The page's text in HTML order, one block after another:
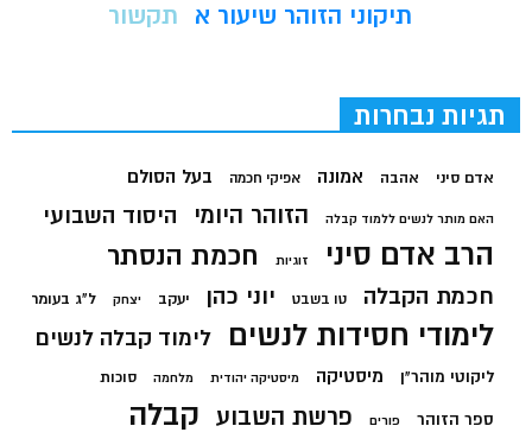
תיקוני הזוהר שיעור א
תקשור
תגיות נבחרות
אדם סיני אהבה אמונה אפיקי חכמה בעל הסולם
האם מותר לנשים ללמוד קבלה הזוהר היומי היסוד השבועי
הרב אדם סיני זוגיות חכמת הנסתר
חכמת הקבלה טו בשבט יוני כהן יעקב יצחק ל"ג בעומר
לימודי חסידות לנשים לימוד קבלה לנשים
ליקוטי מוהר"ן מיסטיקה מיסטיקה יהודית מלחמה סוכות
ספר הזוהר פורים פרשת השבוע קבלה